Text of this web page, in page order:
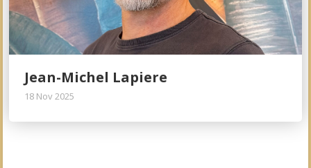
Jean-Michel Lapiere
18 Nov 2025